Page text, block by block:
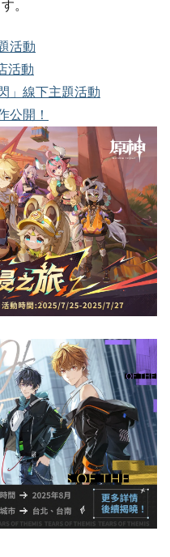
。
活動
活動
」線下主題活動
公開！